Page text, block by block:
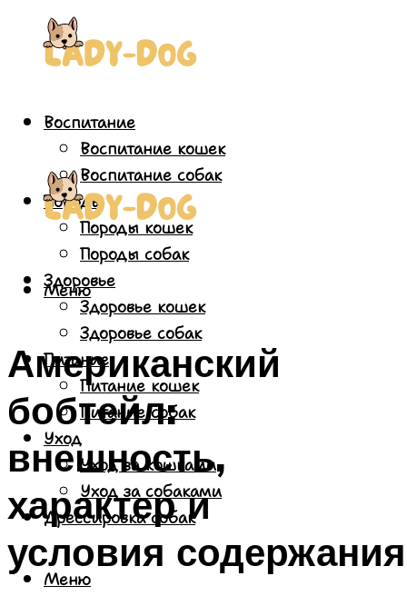
Воспитание
Воспитание кошек
Воспитание собак
Породы
Породы кошек
Породы собак
Здоровье
Здоровье кошек
Здоровье собак
Питание
Питание кошек
Питание собак
Уход
Уход за кошками
Уход за собаками
Дрессировка собак
Меню
Меню
Американский
бобтейл:
внешность,
характер и
условия содержания